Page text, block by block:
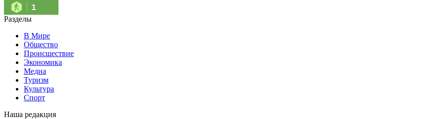
1
Разделы
В Мире
Общество
Происшествие
Экономика
Медиа
Туризм
Культура
Спорт
Наша редакция